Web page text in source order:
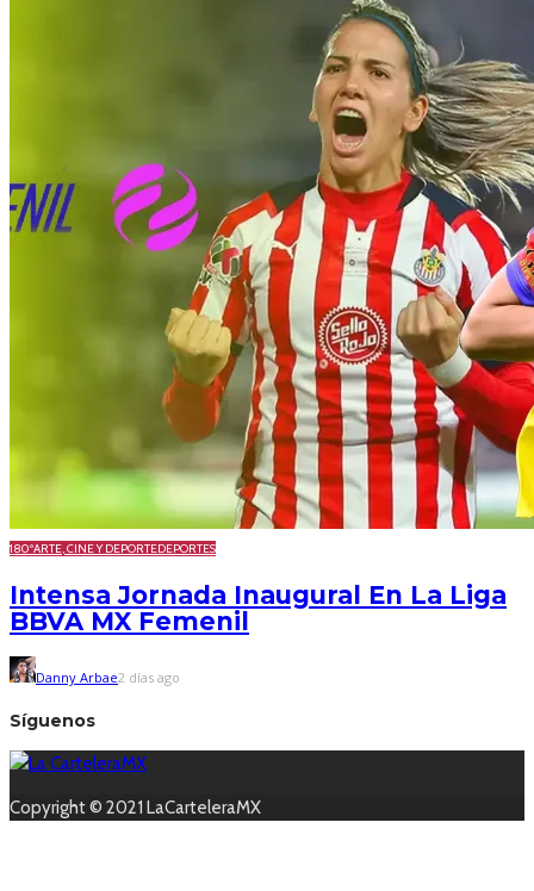
180ºARTE, CINE Y DEPORTEDEPORTES
Intensa Jornada Inaugural En La Liga
BBVA MX Femenil
Danny Arbae2 días ago
Síguenos
Copyright © 2021 LaCarteleraMX